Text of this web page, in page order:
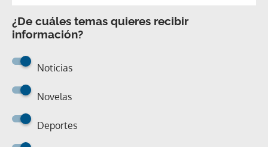
¿De cuáles temas quieres recibir
información?
Noticias
Novelas
Deportes